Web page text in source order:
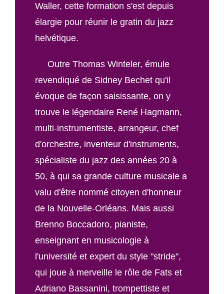
Waller, cette formation s'est depuis
élargie pour réunir le gratin du jazz
helvétique.
Outre Thomas Winteler, émule
revendiqué de Sidney Bechet qu'il
évoque de façon saisissante, on y
trouve le légendaire René Hagmann,
multi-instrumentiste, arrangeur, chef
d'orchestre, inventeur d'instruments,
spécialiste du jazz des années 20 à
50, à qui sa grande culture musicale a
valu d'être nommé citoyen d'honneur
de la Nouvelle-Orléans. Mais aussi
Brenno Boccadoro, pianiste,
enseignant en musicologie à
l'université et expert du style "stride",
qui joue à merveille le rôle de Fats et
Adriano Bassanini, trompettiste et